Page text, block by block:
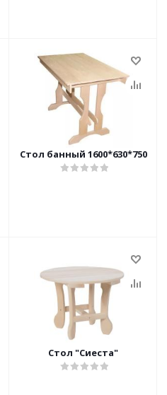
Стол банный 1600*630*750
Стол "Сиеста"